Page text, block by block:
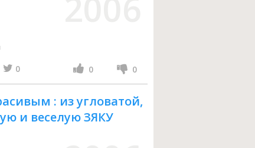
0 0 0
: из угловатой,
и веселую ЗЯКУ